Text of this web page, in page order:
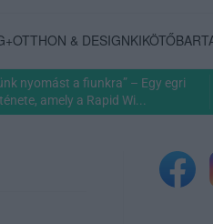
OTTHON & DESIGNKIKÖTŐ
nyomást a fiunkra” – Egy egri
amely a Rapid Wi...